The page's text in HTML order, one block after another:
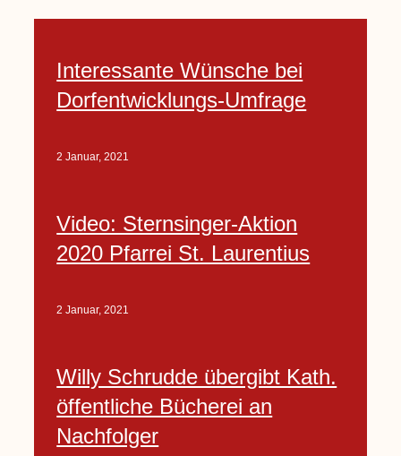
Interessante Wünsche bei
Dorfentwicklungs-Umfrage
2 Januar, 2021
Video: Sternsinger-Aktion
2020 Pfarrei St. Laurentius
2 Januar, 2021
Willy Schrudde übergibt Kath.
öffentliche Bücherei an
Nachfolger